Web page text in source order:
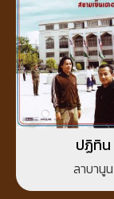
ปฏิทิน
ลาบานูน